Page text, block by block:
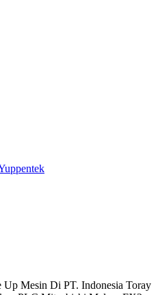
Up Mesin Di PT. Indonesia Toray